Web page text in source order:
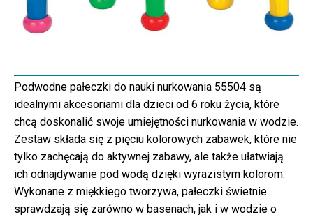
Podwodne pałeczki do nauki nurkowania 55504 są
idealnymi akcesoriami dla dzieci od 6 roku życia, które
chcą doskonalić swoje umiejętności nurkowania w wodzie.
Zestaw składa się z pięciu kolorowych zabawek, które nie
tylko zachęcają do aktywnej zabawy, ale także ułatwiają
ich odnajdywanie pod wodą dzięki wyrazistym kolorom.
Wykonane z miękkiego tworzywa, pałeczki świetnie
sprawdzają się zarówno w basenach, jak i w wodzie o